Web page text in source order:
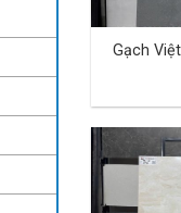
Gạch